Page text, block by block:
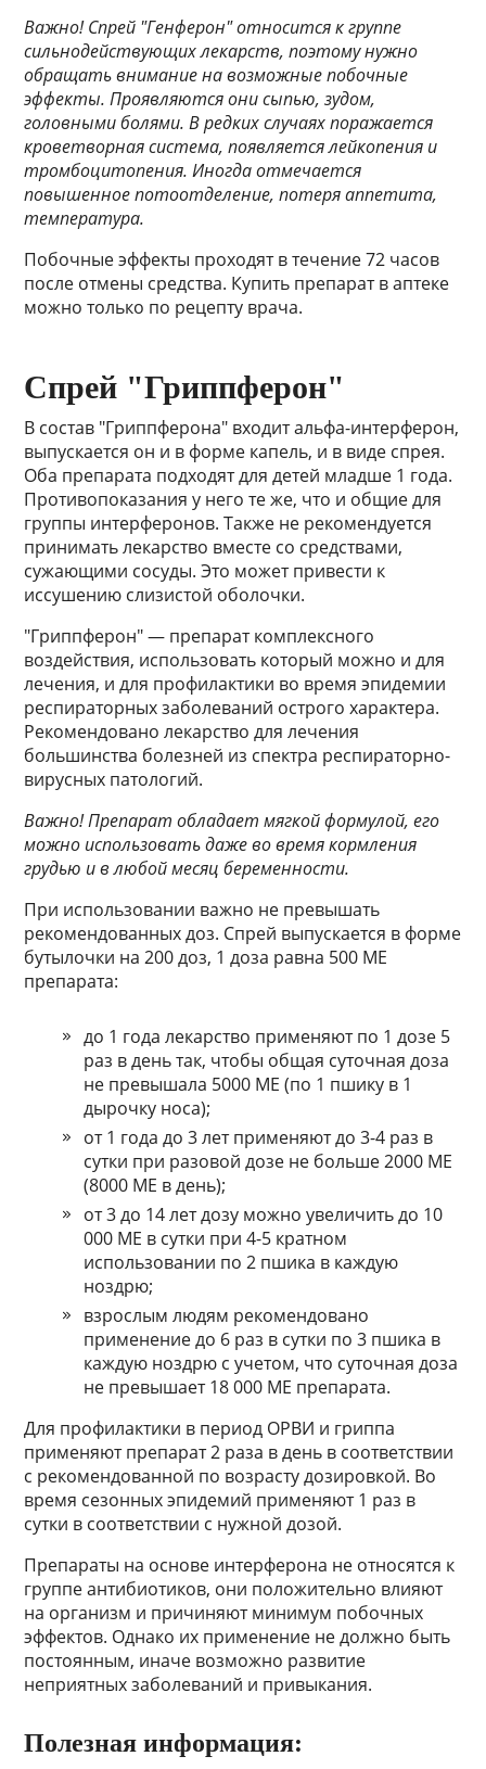
Важно! Спрей "Генферон" относится к группе
сильнодействующих лекарств, поэтому нужно
обращать внимание на возможные побочные
эффекты. Проявляются они сыпью, зудом,
головными болями. В редких случаях поражается
кроветворная система, появляется лейкопения и
тромбоцитопения. Иногда отмечается
повышенное потоотделение, потеря аппетита,
температура.
Побочные эффекты проходят в течение 72 часов
после отмены средства. Купить препарат в аптеке
можно только по рецепту врача.
Спрей "Гриппферон"
В состав "Гриппферона" входит альфа-интерферон,
выпускается он и в форме капель, и в виде спрея.
Оба препарата подходят для детей младше 1 года.
Противопоказания у него те же, что и общие для
группы интерферонов. Также не рекомендуется
принимать лекарство вместе со средствами,
сужающими сосуды. Это может привести к
иссушению слизистой оболочки.
"Гриппферон" — препарат комплексного
воздействия, использовать который можно и для
лечения, и для профилактики во время эпидемии
респираторных заболеваний острого характера.
Рекомендовано лекарство для лечения
большинства болезней из спектра респираторно-
вирусных патологий.
Важно! Препарат обладает мягкой формулой, его
можно использовать даже во время кормления
грудью и в любой месяц беременности.
При использовании важно не превышать
рекомендованных доз. Спрей выпускается в форме
бутылочки на 200 доз, 1 доза равна 500 МЕ
препарата:
до 1 года лекарство применяют по 1 дозе 5
раз в день так, чтобы общая суточная доза
не превышала 5000 МЕ (по 1 пшику в 1
дырочку носа);
от 1 года до 3 лет применяют до 3-4 раз в
сутки при разовой дозе не больше 2000 МЕ
(8000 МЕ в день);
от 3 до 14 лет дозу можно увеличить до 10
000 МЕ в сутки при 4-5 кратном
использовании по 2 пшика в каждую
ноздрю;
взрослым людям рекомендовано
применение до 6 раз в сутки по 3 пшика в
каждую ноздрю с учетом, что суточная доза
не превышает 18 000 МЕ препарата.
Для профилактики в период ОРВИ и гриппа
применяют препарат 2 раза в день в соответствии
с рекомендованной по возрасту дозировкой. Во
время сезонных эпидемий применяют 1 раз в
сутки в соответствии с нужной дозой.
Препараты на основе интерферона не относятся к
группе антибиотиков, они положительно влияют
на организм и причиняют минимум побочных
эффектов. Однако их применение не должно быть
постоянным, иначе возможно развитие
неприятных заболеваний и привыкания.
Полезная информация: